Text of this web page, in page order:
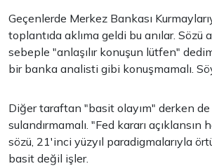
Geçenlerde Merkez Bankası
toplantıda aklıma geldi bu anılar. Sözü
sebeple "anlaşılır konuşun lütfen"
bir banka analisti gibi konuşmamalı.
Diğer taraftan "basit olayım" derken de
sulandırmamalı. "Fed kararı açıklansın
sözü, 21'inci yüzyıl paradigmalarıyla
basit değil işler.